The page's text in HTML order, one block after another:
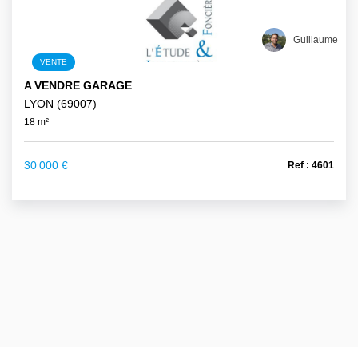
Guillaume
VENTE
A VENDRE GARAGE
LYON (69007)
18 m²
30 000 € Ref : 4601